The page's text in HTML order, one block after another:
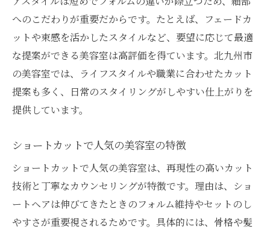
へのこだわりが重要だからです。たとえば、フェードカ
ットや束感を活かしたスタイルなど、要望に応じて最適
な提案ができる美容室は高評価を得ています。北九州市
の美容室では、ライフスタイルや職業に合わせたカット
提案も多く、日常のスタイリングがしやすい仕上がりを
提供しています。
ショートカットで人気の美容室の特徴
ショートカットで人気の美容室は、再現性の高いカット
技術と丁寧なカウンセリングが特徴です。理由は、ショ
ートヘアは伸びてきたときのフォルム維持やセットのし
やすさが重要視されるためです。具体的には、骨格や髪